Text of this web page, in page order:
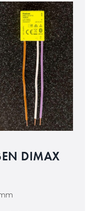
DIMAX
ledare
i Android, en
Astro-funktion.
Fem snabba
– sen är den igång.